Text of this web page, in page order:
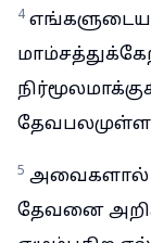
4
5 அவைகளால்
தேவனை